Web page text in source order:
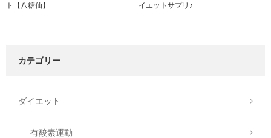
ト【八糖仙】
イエットサプリ♪
カテゴリー
ダイエット
有酸素運動